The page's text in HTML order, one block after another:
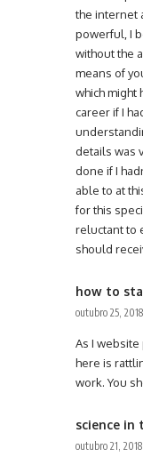
the internet
powerful, I
without the
means of
which might
career if I
details was
done if I
able to at
for this
reluctant to
should
how to
outubro 25,
As I
here is
work. You
science in
outubro 21,